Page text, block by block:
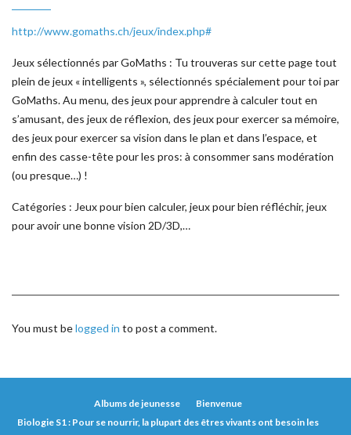
http://www.gomaths.ch/jeux/index.php#
Jeux sélectionnés par GoMaths : Tu trouveras sur cette page tout
plein de jeux « intelligents », sélectionnés spécialement pour toi par
GoMaths. Au menu, des jeux pour apprendre à calculer tout en
s’amusant, des jeux de réflexion, des jeux pour exercer sa mémoire,
des jeux pour exercer sa vision dans le plan et dans l’espace, et
enfin des casse-tête pour les pros: à consommer sans modération
(ou presque…) !
Catégories : Jeux pour bien calculer, jeux pour bien réfléchir, jeux
pour avoir une bonne vision 2D/3D,…
You must belogged in to post a comment.
Albums de jeunesse
Bienvenue
Biologie S1 : Pour se nourrir, la plupart des êtres vivants ont besoin les